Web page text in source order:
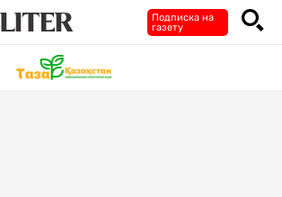
Подписка на
газету